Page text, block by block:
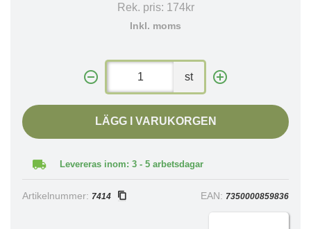
Rek. pris: 174kr
Inkl. moms
st
LÄGG I VARUKORGEN
Levereras inom: 3 - 5 arbetsdagar
Artikelnummer: 7414 EAN: 7350000859836